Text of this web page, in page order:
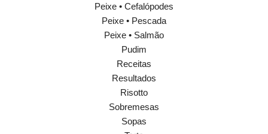
Peixe • Cefalópodes
Peixe • Pescada
Peixe • Salmão
Pudim
Receitas
Resultados
Risotto
Sobremesas
Sopas